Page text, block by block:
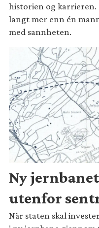
historien og karrieren.
langt mer enn én
med sannheten.
Ny
utenfor
Når staten skal